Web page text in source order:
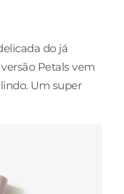
do já
Petals vem
Um super